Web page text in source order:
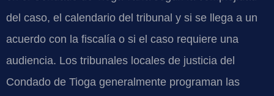
del caso, el calendario del tribunal y si se llega a un
acuerdo con la fiscalía o si el caso requiere una
audiencia. Los tribunales locales de justicia del
Condado de Tioga generalmente programan las